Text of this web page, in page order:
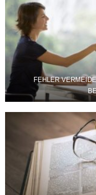
FEHLER